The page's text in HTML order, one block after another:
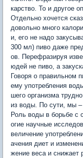
карство. То и другое
Отдельно хочется
довольно много
и, его не надо
300 мл) пиво даже
ов. Перефразируя
юдей не пиво, а
Говоря о правильном
ему употребления
шего организма
из воды. По сути, мы –
Роль воды в борьбе с
огие научные
величение
ачения диет и
жение веса и снижает